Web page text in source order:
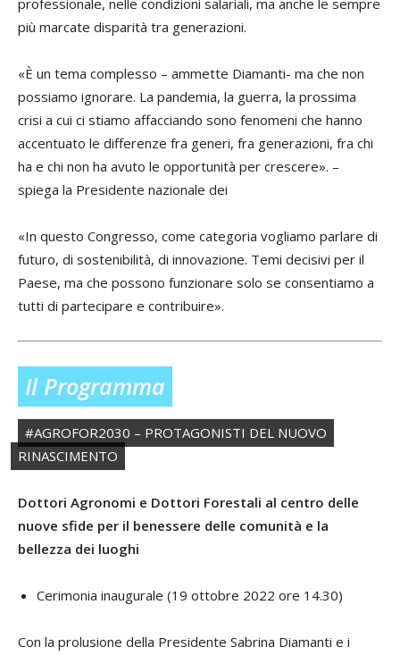
professionale, nelle condizioni salariali, ma anche le sempre
più marcate disparità tra generazioni.
«È un tema complesso – ammette Diamanti- ma che non
possiamo ignorare. La pandemia, la guerra, la prossima
crisi a cui ci stiamo affacciando sono fenomeni che hanno
accentuato le differenze fra generi, fra generazioni, fra chi
ha e chi non ha avuto le opportunità per crescere». –
spiega la Presidente nazionale dei
«In questo Congresso, come categoria vogliamo parlare di
futuro, di sostenibilità, di innovazione. Temi decisivi per il
Paese, ma che possono funzionare solo se consentiamo a
tutti di partecipare e contribuire».
Il Programma
#AGROFOR2030 – PROTAGONISTI DEL NUOVO
RINASCIMENTO
Dottori Agronomi e Dottori Forestali al centro delle
nuove sfide per il benessere delle comunità e la
bellezza dei luoghi
Cerimonia inaugurale (19 ottobre 2022 ore 14.30)
Con la prolusione della Presidente Sabrina Diamanti e i